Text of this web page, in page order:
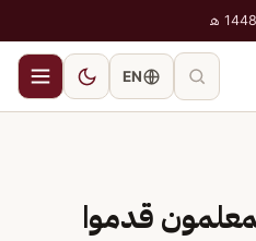
EN
قدموا